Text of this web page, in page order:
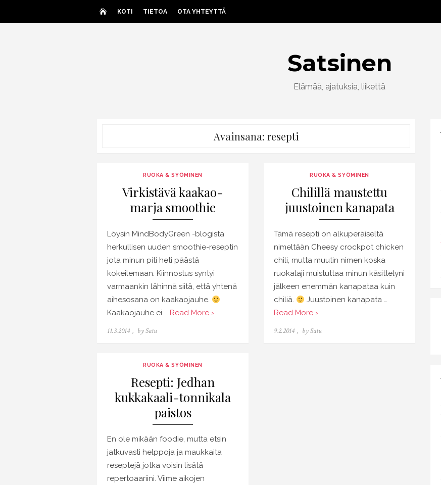
KOTI TIETOA OTA YHTEYTTÄ
Satsinen
Elämää, ajatuksia, liikettä
Avainsana: resepti
RUOKA & SYÖMINEN
Virkistävä kaakao-
marja smoothie
Löysin MindBodyGreen -blogista
herkullisen uuden smoothie-reseptin
jota minun piti heti päästä
kokeilemaan. Kiinnostus syntyi
varmaankin lähinnä siitä, että yhtenä
aihesosana on kaakaojauhe.
Kaakaojauhe ei … Read More ›
Posted
11.3.2014 bySatu
RUOKA & SYÖMINEN
Chilillä maustettu
juustoinen kanapata
Tämä resepti on alkuperäiseltä
nimeltään Cheesy crockpot chicken
chili, mutta muutin nimen koska
ruokalaji muistuttaa minun käsittelyni
jälkeen enemmän kanapataa kuin
chiliä.
Juustoinen kanapata …
Read More ›
Posted
9.2.2014 bySatu
RUOKA & SYÖMINEN
Resepti: Jedhan
kukkakaali-tonnikala
paistos
En ole mikään foodie, mutta etsin
jatkuvasti helppoja ja maukkaita
reseptejä jotka voisin lisätä
repertoaariini. Viime aikojen